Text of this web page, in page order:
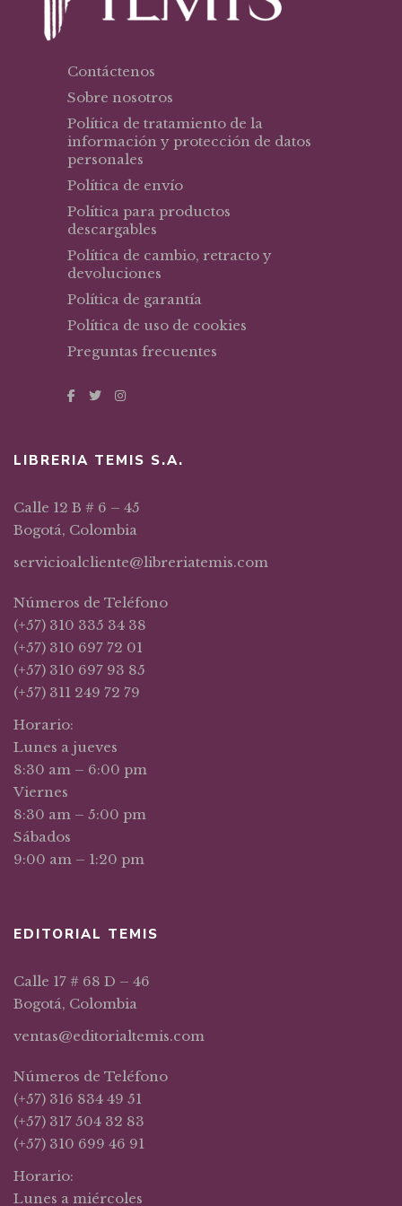
Contáctenos
Sobre nosotros
Política de tratamiento de la
información y protección de datos
personales
Política de envío
Política para productos
descargables
Política de cambio, retracto y
devoluciones
Política de garantía
Política de uso de cookies
Preguntas frecuentes
LIBRERIA TEMIS S.A.
Calle 12 B # 6 – 45
Bogotá, Colombia
servicioalcliente@libreriatemis.com
Números de Teléfono
(+57) 310 335 34 38
(+57) 310 697 72 01
(+57) 310 697 93 85
(+57) 311 249 72 79
Horario:
Lunes a jueves
8:30 am – 6:00 pm
Viernes
8:30 am – 5:00 pm
Sábados
9:00 am – 1:20 pm
EDITORIAL TEMIS
Calle 17 # 68 D – 46
Bogotá, Colombia
ventas@editorialtemis.com
Números de Teléfono
(+57) 316 834 49 51
(+57) 317 504 32 83
(+57) 310 699 46 91
Horario:
Lunes a miércoles